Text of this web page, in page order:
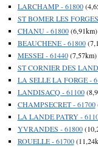
LARCHAMP - 61800
ST BOMER LES
CHANU - 61800(6,91km)
BEAUCHENE - 61800
MESSEI - 61440(7,57km)
ST CORNIER DES
LA SELLE LA FORGE -
LANDISACQ - 61100
CHAMPSECRET - 61700
LA LANDE PATRY -
YVRANDES - 61800
ROUELLE - 61700